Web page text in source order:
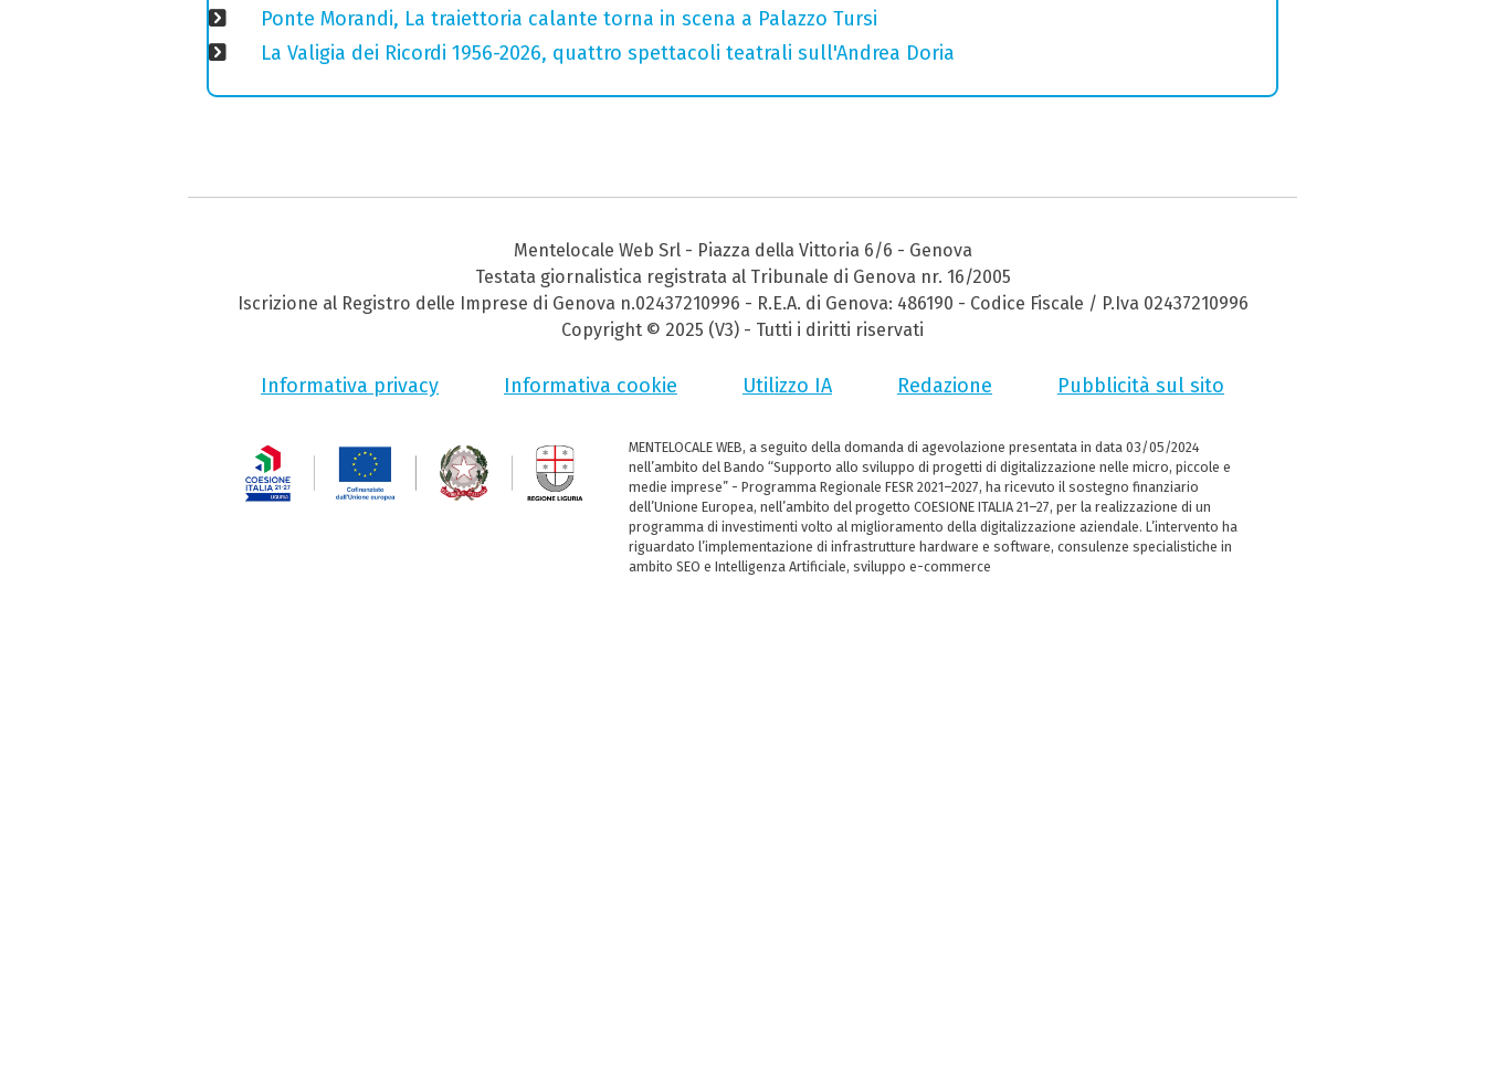
Ponte Morandi, La traiettoria calante torna in scena a Palazzo Tursi
La Valigia dei Ricordi 1956-2026, quattro spettacoli teatrali sull'Andrea Doria
Mentelocale Web Srl - Piazza della Vittoria 6/6 - Genova
Testata giornalistica registrata al Tribunale di Genova nr. 16/2005
Iscrizione al Registro delle Imprese di Genova n.02437210996 - R.E.A. di Genova: 486190 - Codice Fiscale / P.Iva 02437210996
Copyright © 2025 (V3) - Tutti i diritti riservati
Informativa privacy Informativa cookie Utilizzo IA Redazione Pubblicità sul sito
MENTELOCALE WEB, a seguito della domanda di agevolazione presentata in data 03/05/2024
nell’ambito del Bando “Supporto allo sviluppo di progetti di digitalizzazione nelle micro, piccole e
medie imprese” - Programma Regionale FESR 2021–2027, ha ricevuto il sostegno finanziario
dell’Unione Europea, nell’ambito del progetto COESIONE ITALIA 21–27, per la realizzazione di un
programma di investimenti volto al miglioramento della digitalizzazione aziendale. L’intervento ha
riguardato l’implementazione di infrastrutture hardware e software, consulenze specialistiche in
ambito SEO e Intelligenza Artificiale, sviluppo e-commerce